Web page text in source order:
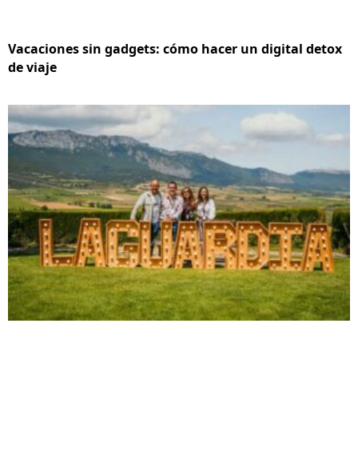
Vacaciones sin gadgets: cómo hacer un digital detox
de viaje